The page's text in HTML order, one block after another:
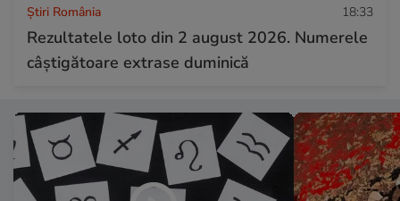
Știri România 18:33
Rezultatele loto din 2 august 2026. Numerele
câștigătoare extrase duminică